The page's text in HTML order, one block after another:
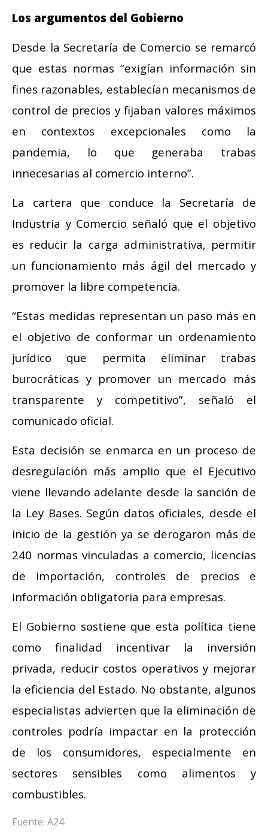
Los argumentos del Gobierno
Desde la Secretaría de Comercio se remarcó
que estas normas “exigían información sin
fines razonables, establecían mecanismos de
control de precios y fijaban valores máximos
en contextos excepcionales como la
pandemia, lo que generaba trabas
innecesarias al comercio interno”.
La cartera que conduce la Secretaría de
Industria y Comercio señaló que el objetivo
es reducir la carga administrativa, permitir
un funcionamiento más ágil del mercado y
promover la libre competencia.
“Estas medidas representan un paso más en
el objetivo de conformar un ordenamiento
jurídico que permita eliminar trabas
burocráticas y promover un mercado más
transparente y competitivo”, señaló el
comunicado oficial.
Esta decisión se enmarca en un proceso de
desregulación más amplio que el Ejecutivo
viene llevando adelante desde la sanción de
la Ley Bases. Según datos oficiales, desde el
inicio de la gestión ya se derogaron más de
240 normas vinculadas a comercio, licencias
de importación, controles de precios e
información obligatoria para empresas.
El Gobierno sostiene que esta política tiene
como finalidad incentivar la inversión
privada, reducir costos operativos y mejorar
la eficiencia del Estado. No obstante, algunos
especialistas advierten que la eliminación de
controles podría impactar en la protección
de los consumidores, especialmente en
sectores sensibles como alimentos y
combustibles.
Fuente: A24